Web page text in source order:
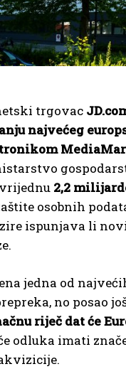
trgovac
najvećeg
2,2
osobnih
ispunjava li
jedna od
no posao
riječ dat će
odluka imati